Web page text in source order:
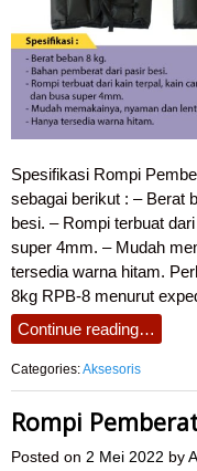
Spesifikasi Rompi
sebagai berikut : – Berat
besi. – Rompi terbuat
super 4mm. – Mudah
tersedia warna hitam.
8kg RPB-8 menurut
Continue reading…
Categories:Aksesoris
Rompi
Posted on 2 Mei 2022 by